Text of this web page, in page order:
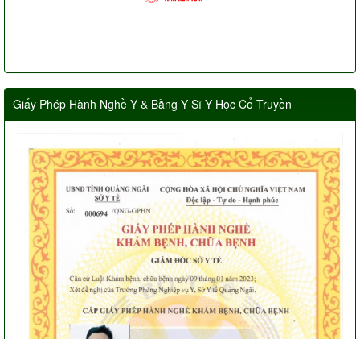
Giấy Phép Hành Nghề Y & Bằng Y Sĩ Y Học Cổ Truyền